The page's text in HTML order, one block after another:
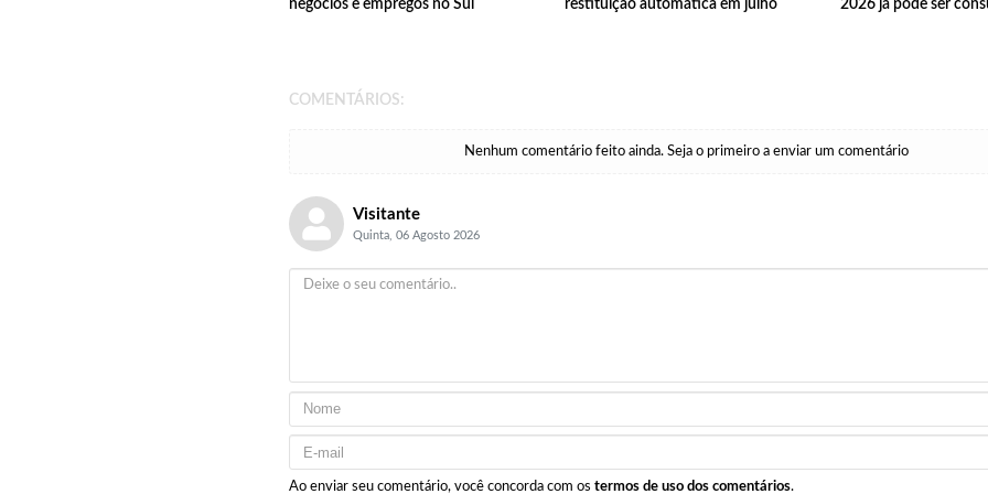
negócios e empregos no Sul
restituição automática em julho
2026 já pode ser
COMENTÁRIOS:
Nenhum comentário feito ainda. Seja o primeiro a enviar um comentário
Visitante
Quinta, 06 Agosto 2026
Ao enviar seu comentário, você concorda com os termos de uso dos comentários.